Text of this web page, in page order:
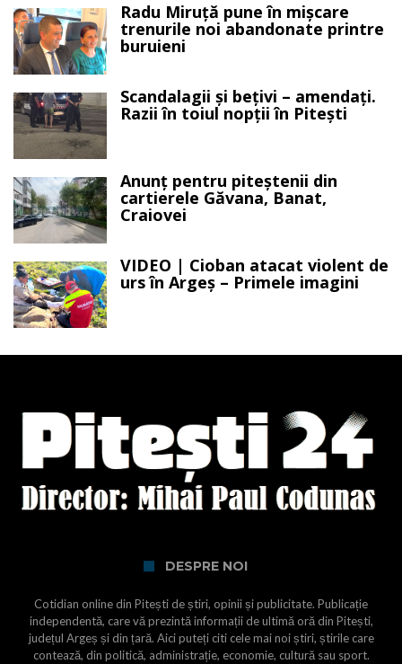
Radu Miruță pune în mișcare
trenurile noi abandonate printre
buruieni
Scandalagii și bețivi – amendați.
Razii în toiul nopții în Pitești
Anunț pentru piteștenii din
cartierele Găvana, Banat,
Craiovei
VIDEO | Cioban atacat violent de
urs în Argeș – Primele imagini
DESPRE NOI
Cotidian online din Pitești de știri, opinii și publicitate. Publicație
independentă, care vă prezintă informații de ultimă oră din Pitești,
județul Argeș și din țară. Aici puteți citi cele mai noi știri, știrile care
contează, din politică, administrație, economie, cultură sau sport.